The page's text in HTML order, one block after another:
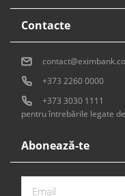
Abonează-te
Contacte
+373 2260 0000
+373 3030 1111
pentru întrebările legate